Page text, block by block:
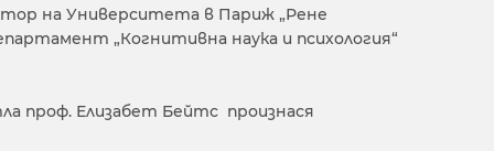
на Университета в Париж „Рене
„Когнитивна наука и психология“
проф. Елизабет Бейтс произнася